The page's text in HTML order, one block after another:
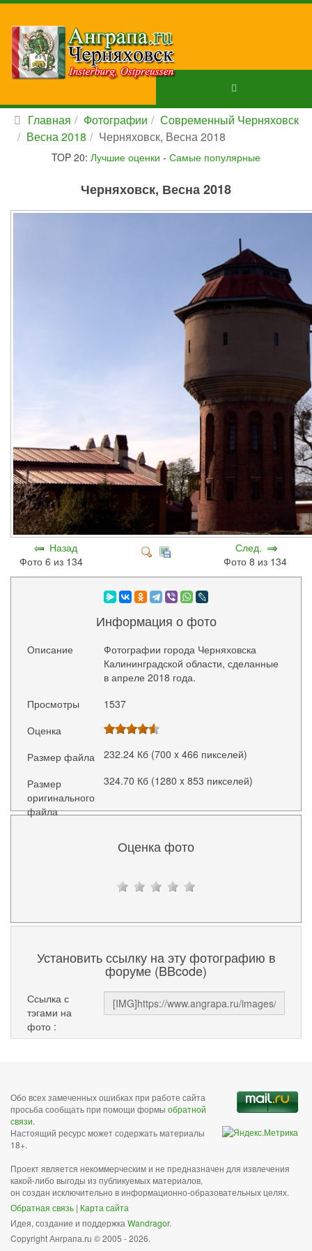
Главная Фотографии
Современный Черняховск
Весна 2018
Черняховск, Весна 2018
TOP 20: Лучшие оценки - Самые популярные
Черняховск, Весна 2018
Назад
Фото 6 из 134
След.
Фото 8 из 134
Информация о фото
Описание
Фотографии города Черняховска
Калининградской области, сделанные
в апреле 2018 года.
Просмотры
1537
Оценка
Размер файла
232.24 Кб (700 x 466 пикселей)
Размер
оригинального
файла
324.70 Кб (1280 x 853 пикселей)
Оценка фото
Установить ссылку на эту фотографию в
форуме (BBcode)
Ссылка с
тэгами на
фото :
Обо всех замеченных ошибках при работе сайта
просьба сообщать при помощи формы обратной
связи.
Настоящий ресурс может содержать материалы
18+.
Проект является некоммерческим и не предназначен для извлечения
какой-либо выгоды из публикуемых материалов,
он создан исключительно в информационно-образовательных целях.
Обратная связь | Карта сайта
Идея, создание и поддержка Wandragor.
Copyright Анграпа.ru © 2005 - 2026.